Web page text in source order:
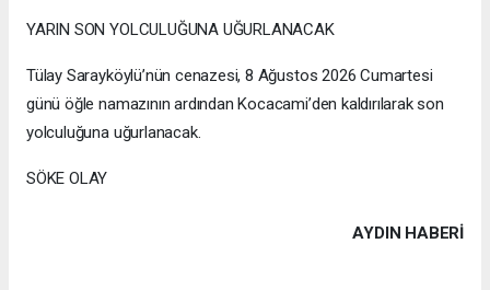
YARIN SON YOLCULUĞUNA UĞURLANACAK
Tülay Sarayköylü’nün cenazesi, 8 Ağustos 2026 Cumartesi
günü öğle namazının ardından Kocacami’den kaldırılarak son
yolculuğuna uğurlanacak.
SÖKE OLAY
AYDIN HABERİ